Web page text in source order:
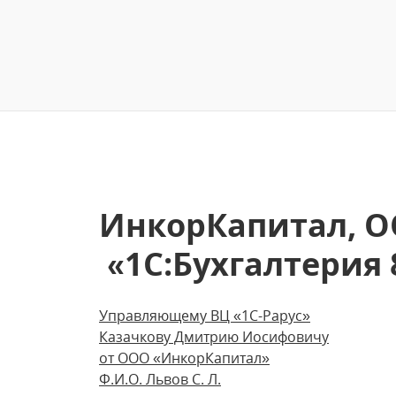
ИнкорКапитал,
«1С:Бухгалтерия
Управляющему ВЦ «1С-Рарус»
Казачкову Дмитрию Иосифовичу
от ООО «ИнкорКапитал»
Ф.И.О. Львов С. Л.